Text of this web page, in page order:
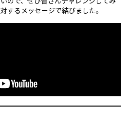
するメッセージで結びました。